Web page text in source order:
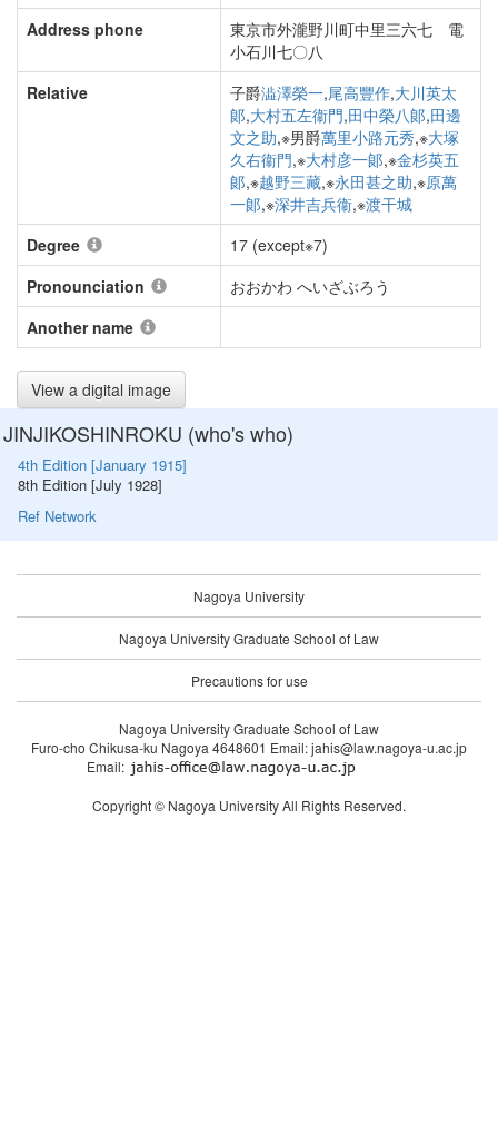
Address phone
東京市外瀧野川町中里三六七 電
小石川七〇八
Relative
子爵澁澤榮一,尾高豐作,大川英太
郞,大村五左衞門,田中榮八郞,田邊
文之助,※男爵萬里小路元秀,※大塚
久右衞門,※大村彦一郞,※金杉英五
郞,※越野三藏,※永田甚之助,※原萬
一郞,※深井吉兵衞,※渡干城
Degree
17 (except※7)
Pronounciation
おおかわ へいざぶろう
Another name
View a digital image
JINJIKOSHINROKU (who's who)
4th Edition [January 1915]
8th Edition [July 1928]
Ref Network
Nagoya University
Nagoya University Graduate School of Law
Precautions for use
Nagoya University Graduate School of Law
Furo-cho Chikusa-ku Nagoya 4648601 Email: jahis@law.nagoya-u.ac.jp
Email:
Copyright © Nagoya University All Rights Reserved.